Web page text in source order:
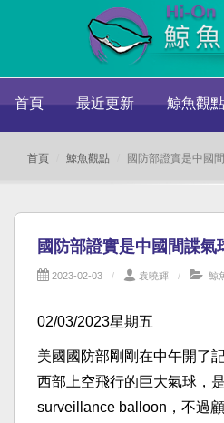
首頁 最近更新 鯨魚觀點
首頁 鯨魚觀點 國防部證實是中國
國防部證實是中國間諜氣
2023-02-03 袁曉輝 鯨
02/03/2023星期五
美國國防部剛剛在中午開了
西部上空飛行的巨大氣球，
surveillance balloon，不過